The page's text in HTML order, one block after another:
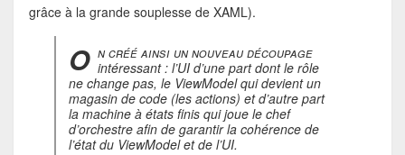
grâce à la grande souplesse de XAML).
O n créé ainsi un nouveau découpage
intéressant : l’UI d’une part dont le rôle
ne change pas, le ViewModel qui devient un
magasin de code (les actions) et d’autre part
la machine à états finis qui joue le chef
d’orchestre afin de garantir la cohérence de
l’état du ViewModel et de l’UI.